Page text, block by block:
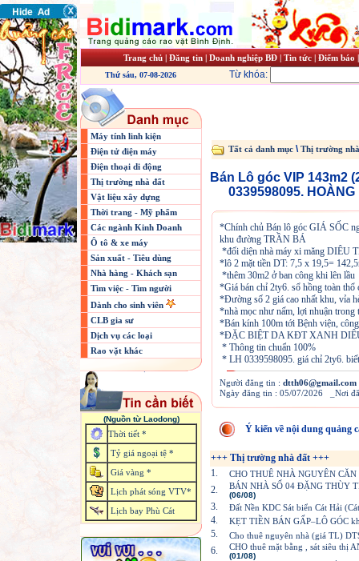
Trang chủ|Đăng tin|Doanh nghiệp BĐ|Tin tức|Điểm báo
Thứ sáu, 07-08-2026 Từ khóa:
Máy tính linh kiện
Điện tử điện máy
Điện thoại di động
Thị trường nhà đất
Vật liệu xây dựng
Thời trang - Mỹ phẩm
Các ngành Kinh Doanh
Ô tô & xe máy
Sản xuất - Tiêu dùng
Nhà hàng - Khách sạn
Tìm việc - Tìm người
Dành cho sinh viên
CLB gia sư
Dịch vụ các loại
Rao vặt khác
(Nguồn từ Laodong)
Thời tiết *
Tỷ giá ngoại tệ *
Giá vàng *
Lịch phát sóng VTV*
Lịch bay Phù Cát
Tất cả danh mục \Thị trường
Bán Lô góc VIP 143m2
0339598095.
*Chính chủ Bán lô góc GIÁ SỐC
khu đường TRẦN BÁ
*đối diện nhà máy xi măng DIÊU
*lô 2 mặt tiền DT: 7,5 x 19,5=
*thêm 30m2 ở ban công khi lên lầu
*Giá bán chỉ 2ty6. sổ hồng toàn
*Đường số 2 giá cao nhất khu, vỉa
*nhà mọc như nấm, lợi nhuận
*Bán kính 100m tới Bệnh viện,
*ĐẶC BIỆT DA KĐT XANH
* Thông tin chuẩn 100%
* LH 0339598095. giá chỉ 2ty6.
Người đăng tin : dtth06@gmail.com
Ngày đăng tin : 05/07/2026 _Nơi
Ý kiến về nội dung quảng
+++ Thị trường nhà đất +++
1.
CHO THUÊ NHÀ NGUYÊN
2. BÁN NHÀ SỐ 04 ĐẶNG THÙY
(06/08)
3. Đất Nền KDC Sát biển Cát Hải
4. KẸT TIỀN BÁN GẤP–LÔ GÓC
5. Cho thuê nguyên nhà (giá TL)
6. CHO thuê mặt bằng , sát siêu thị
(01/08)